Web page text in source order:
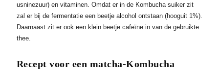
usninezuur) en vitaminen. Omdat er in de Kombucha suiker zit
zal er bij de fermentatie een beetje alcohol ontstaan (hooguit 1%).
Daarnaast zit er ook een klein beetje cafeïne in van de gebruikte
thee.
Recept voor een matcha-Kombucha